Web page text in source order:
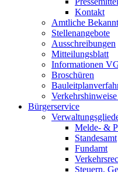
Kontakt
Amtliche
Stellenangebote
Ausschreibungen
Mitteilungsblatt
Informationen
Broschüren
Bürgerservice
Melde- &
Standesamt
Fundamt
Steuern,